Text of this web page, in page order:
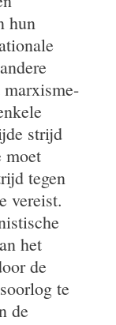
hun
strijd
moet
tegen
vereist.
het
de
te
de